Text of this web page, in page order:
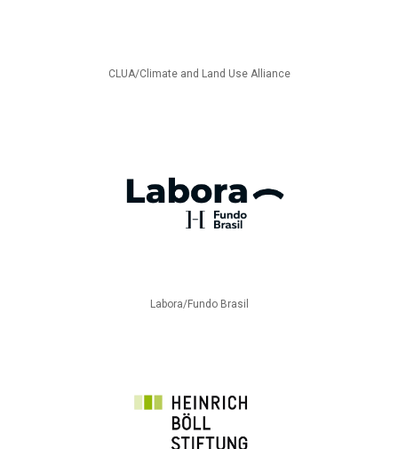
CLUA/Climate and Land Use Alliance
Labora/Fundo Brasil